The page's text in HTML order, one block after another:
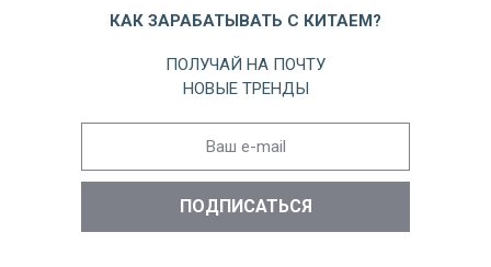
КАК ЗАРАБАТЫВАТЬ С КИТАЕМ?
ПОЛУЧАЙ НА ПОЧТУ
НОВЫЕ ТРЕНДЫ